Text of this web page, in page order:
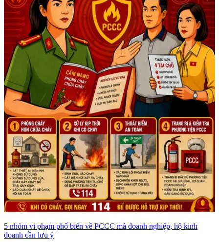
5 nhóm vi phạm phổ biến về PCCC mà doanh nghiệp, hộ kinh
doanh cần lưu ý